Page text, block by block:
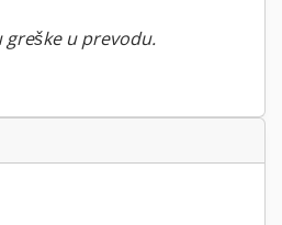
greške u prevodu.